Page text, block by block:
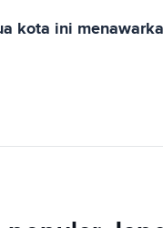
kota ini